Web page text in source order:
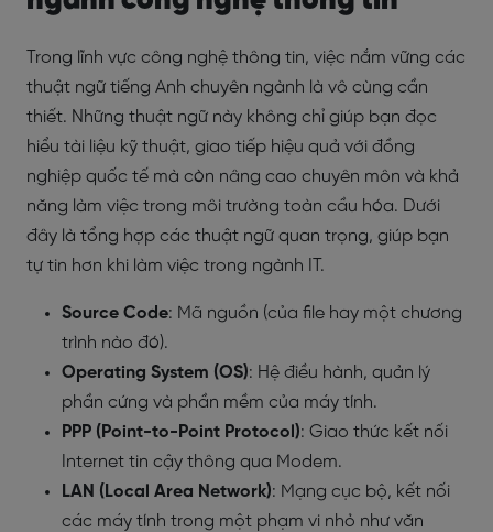
Trong lĩnh vực công nghệ thông tin, việc nắm vững các
thuật ngữ tiếng Anh chuyên ngành là vô cùng cần
thiết. Những thuật ngữ này không chỉ giúp bạn đọc
hiểu tài liệu kỹ thuật, giao tiếp hiệu quả với đồng
nghiệp quốc tế mà còn nâng cao chuyên môn và khả
năng làm việc trong môi trường toàn cầu hóa. Dưới
đây là tổng hợp các thuật ngữ quan trọng, giúp bạn
tự tin hơn khi làm việc trong ngành IT.
Source Code: Mã nguồn (của file hay một chương
trình nào đó).
Operating System (OS): Hệ điều hành, quản lý
phần cứng và phần mềm của máy tính.
PPP (Point-to-Point Protocol): Giao thức kết nối
Internet tin cậy thông qua Modem.
LAN (Local Area Network): Mạng cục bộ, kết nối
các máy tính trong một phạm vi nhỏ như văn